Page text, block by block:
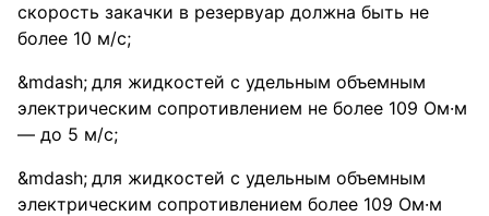
скорость закачки в резервуар должна быть не
более 10 м/с;
для жидкостей с удельным объемным
электрическим сопротивлением не более 109 Ом·м
— до 5 м/с;
для жидкостей с удельным объемным
электрическим сопротивлением более 109 Ом·м